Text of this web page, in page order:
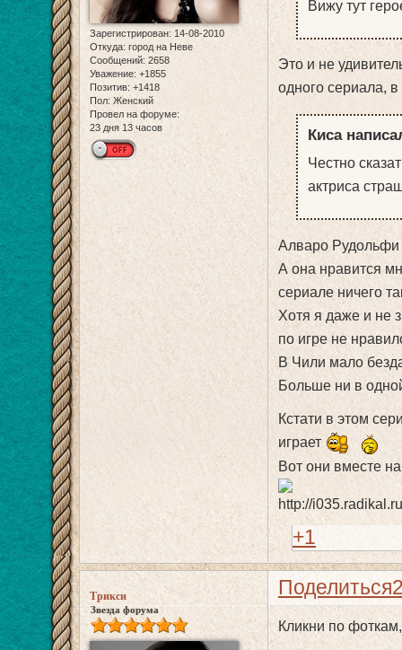
Зарегистрирован: 14-08-2010
Откуда: город на Неве
Сообщений: 2658
Уважение: +1855
Позитив: +1418
Пол:Женский
Провел на форуме:
23 дня 13 часов
Вижу тут
Это и не
одного сериала, в
Киса
Честно
актриса
Алваро Рудольфи
А она нравится
сериале ничего
Хотя я даже и не
по игре не
В Чили мало
Больше ни в
Кстати в этом
играет
Вот они вместе
+1
Поделиться
Трикси
Звезда форума
Кликни по